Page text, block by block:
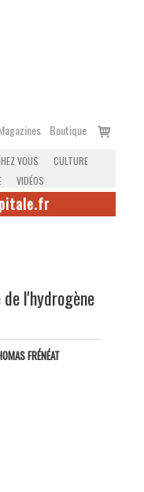
Boutique
Voir
VOUS
CULTURE
VIDÉOS
l'hydrogène
FRÉNÉAT